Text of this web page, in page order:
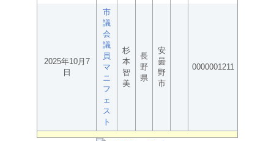
2025年10月7
日
市
議
会
議
員
マ
ニ
フ
ェ
ス
ト
杉
本
智
美
長
野
県
安
曇
野
市
0000001211